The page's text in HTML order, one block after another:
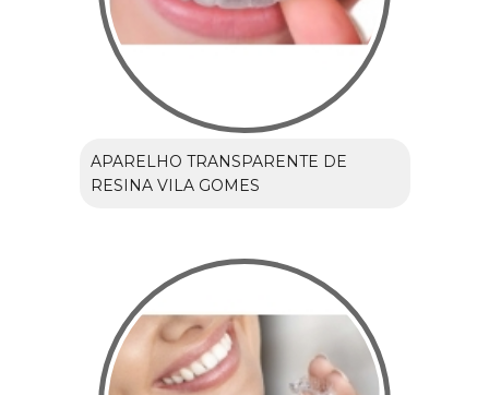
APARELHO TRANSPARENTE DE
RESINA VILA GOMES